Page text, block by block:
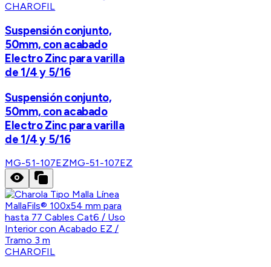
CHAROFIL
Suspensión conjunto,
50mm, con acabado
Electro Zinc para varilla
de 1/4 y 5/16
Suspensión conjunto,
50mm, con acabado
Electro Zinc para varilla
de 1/4 y 5/16
MG-51-107EZMG-51-107EZ
CHAROFIL